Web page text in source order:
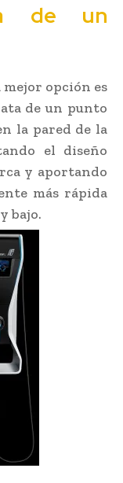
de un
mejor opción es
de un punto
la pared de la
el diseño
y aportando
más rápida
bajo.